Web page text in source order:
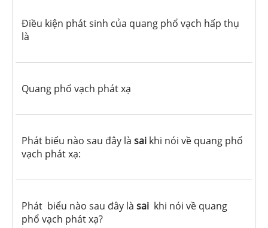
Điều kiện phát sinh của quang phổ vạch hấp thụ
là
Quang phổ vạch phát xạ
Phát biểu nào sau đây là sai khi nói về quang phổ
vạch phát xạ:
Phát biểu nào sau đây là sai khi nói về quang
phổ vạch phát xạ?